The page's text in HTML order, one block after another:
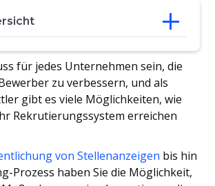
und Einstellungsprozess
der Bewerbererfahrung
des Rekrutierungssystems
Bewerbererlebnis
für jedes Unternehmen sein, die
zu verbessern, und als
gibt es viele Möglichkeiten, wie
Rekrutierungssystem erreichen
von Stellenanzeigen bis hin
Prozess haben Sie die Möglichkeit,